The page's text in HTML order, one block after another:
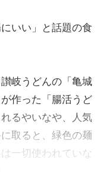
いい」と話題の食
岐うどんの「亀城
作った「腸活うど
るやいなや、人気
取ると、緑色の麺
一切使われていな